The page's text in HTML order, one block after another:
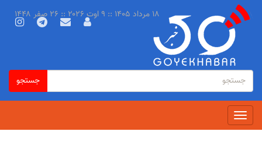
فرم
جستجو
جستجو
جستجو
Toggle
navigation
۱۸ مرداد ۱۴۰۵ :: ۹ اوت ۲۰۲۶ :: ۲۶ صفر ۱۴۴۸